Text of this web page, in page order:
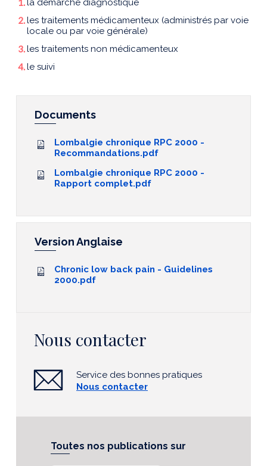
la démarche diagnostique
les traitements médicamenteux (administrés par voie
locale ou par voie générale)
les traitements non médicamenteux
le suivi
Documents
Lombalgie chronique RPC 2000 -
Recommandations.pdf
Lombalgie chronique RPC 2000 -
Rapport complet.pdf
Version Anglaise
Chronic low back pain - Guidelines
2000.pdf
Nous contacter
Service des bonnes pratiques
Nous contacter
Toutes nos publications sur